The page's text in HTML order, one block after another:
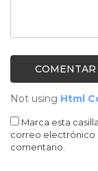
Grand Prix
Not using Html
Marca esta
correo electrónico
comentario.